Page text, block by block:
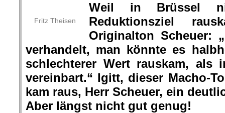
Fritz Theisen
Weil in Brüssel
Reduktionsziel
Originalton Scheuer:
verhandelt, man könnte es
schlechterer Wert rauskam, als
vereinbart.“ Igitt, dieser Macho-
kam raus, Herr Scheuer, ein
Aber längst nicht gut genug!